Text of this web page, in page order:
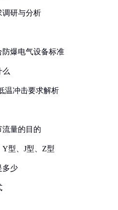
调研与分析
爆电气设备标准
么
温冲击要求解析
量的目的
型、J型、Z型
多少